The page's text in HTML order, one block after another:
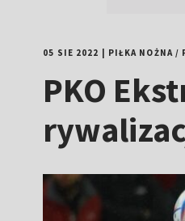
05 SIE 2022 PIŁKA NOŻNA/
PKO